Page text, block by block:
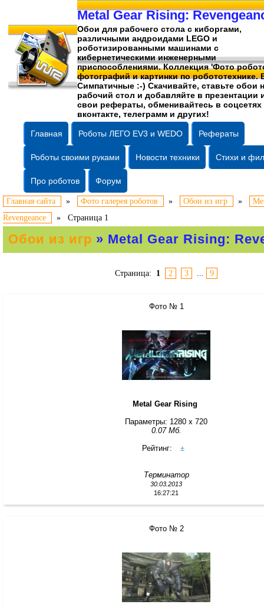
Metal Gear Rising:
Обои для рабочего стола c киборгами,
различными андроидами LEGO и
роботизированными машинами c
кибернетическими инженерными
приспособлениями. Коллекция 'Фото
фотографийи картинки по робототехнике.
Симпатичные :-) Скачивайте, ставьте обои
рабочий стол и добавляйте в презентации
свои рефераты, обменивайтесь в соцсетях
вконтакте, телеграмм и других!
Главная Роботы ЛЕГО EV3 и WEDO Рефераты
Роботы своими руками Новости техники Стихи и
Про роботов Форум
Главная сайта » Фото галерея роботов » Обои из игр »
Revengeance
» Страница 1
Обои из игр » Metal Gear Rising:
Страница: 1 2 3 ... 9
Фото № 1
Metal Gear Rising
Параметры: 1280 x 720
0.07 Мб.
Рейтинг:
±
Терминатор
30.03.2013
16:27:21
Фото № 2